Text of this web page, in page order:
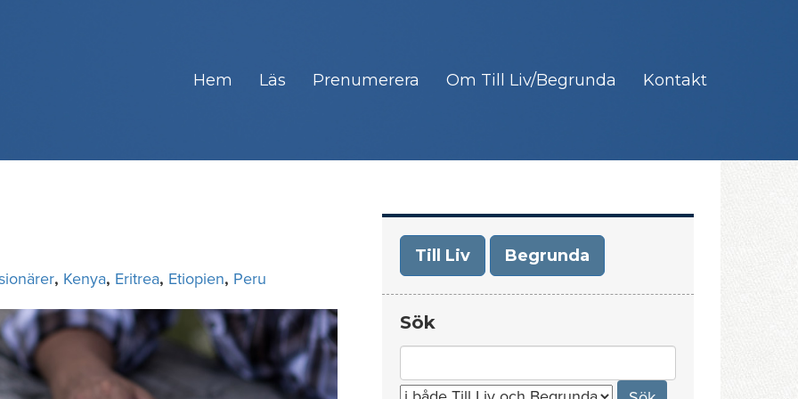
Hem Läs Prenumerera Om Till Liv/Begrunda Kontakt
, Kenya, Eritrea, Etiopien, Peru
Till Liv Begrunda
Sök
for: